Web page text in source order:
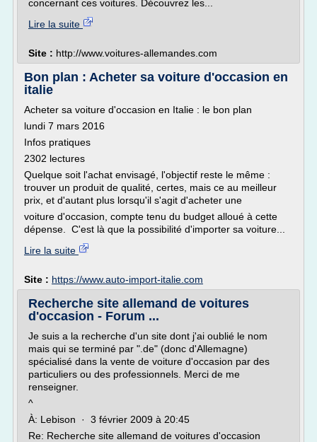
concernant ces voitures. Découvrez les...
Lire la suite
Site : http://www.voitures-allemandes.com
Bon plan : Acheter sa voiture d'occasion en
italie
Acheter sa voiture d'occasion en Italie : le bon plan
lundi 7 mars 2016
Infos pratiques
2302 lectures
Quelque soit l'achat envisagé, l'objectif reste le même :
trouver un produit de qualité, certes, mais ce au meilleur
prix, et d'autant plus lorsqu'il s'agit d'acheter une
voiture d'occasion, compte tenu du budget alloué à cette
dépense. C'est là que la possibilité d'importer sa voiture...
Lire la suite
Site : https://www.auto-import-italie.com
Recherche site allemand de voitures
d'occasion - Forum ...
Je suis a la recherche d'un site dont j'ai oublié le nom
mais qui se terminé par ".de" (donc d'Allemagne)
spécialisé dans la vente de voiture d'occasion par des
particuliers ou des professionnels. Merci de me
renseigner.
^
À: Lebison · 3 février 2009 à 20:45
Re: Recherche site allemand de voitures d'occasion